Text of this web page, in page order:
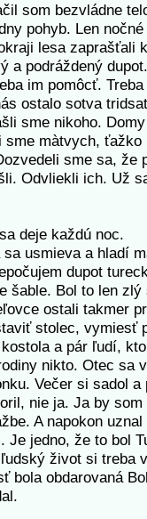
bezvládne telo
pohyb. Len
lesa zaprašťali
a podráždený
im pomôcť.
ostalo sotva
nikoho. Domy
sme màtvych,
sme sa, že
Odvliekli ich. Už
deje každú noc.
usmieva a hladí
dupot
šable. Bol to len zlý
ostali takmer
stolec, vymiesť
a pár ľudí,
nikto. Otec sa
Večer si sadol
nie ja. Ja by
A napokon
Je jedno, že to bol
život si treba
bola obdarovaná